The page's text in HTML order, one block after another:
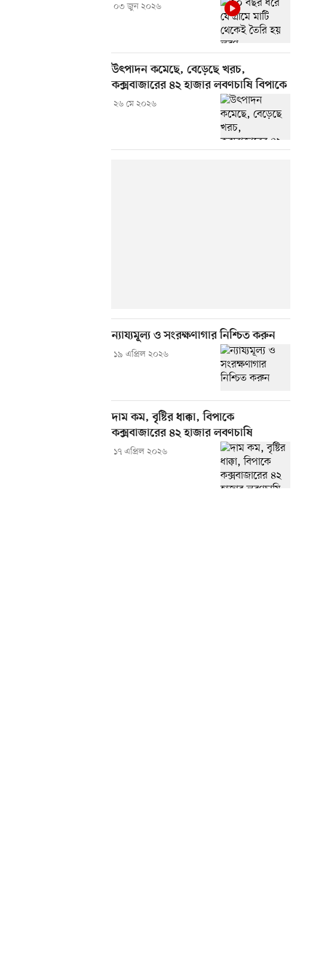
০৩ জুন ২০২৬
উৎপাদন কমেছে, বেড়েছে খরচ,
কক্সবাজারের ৪২ হাজার লবণচাষি বিপাকে
২৬ মে ২০২৬
ন্যায্যমূল্য ও সংরক্ষণাগার নিশ্চিত করুন
১৯ এপ্রিল ২০২৬
দাম কম, বৃষ্টির ধাক্কা, বিপাকে
কক্সবাজারের ৪২ হাজার লবণচাষি
১৭ এপ্রিল ২০২৬